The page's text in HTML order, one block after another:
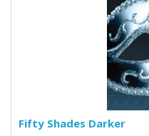
Fifty Shades Darker